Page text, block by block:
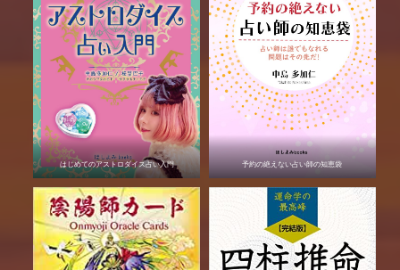
はじめてのアストロダイス占い入門 予約の絶えない占い師の知恵袋